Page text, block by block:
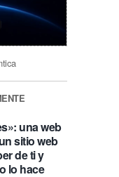
una web
sitio web
de ti y
lo hace